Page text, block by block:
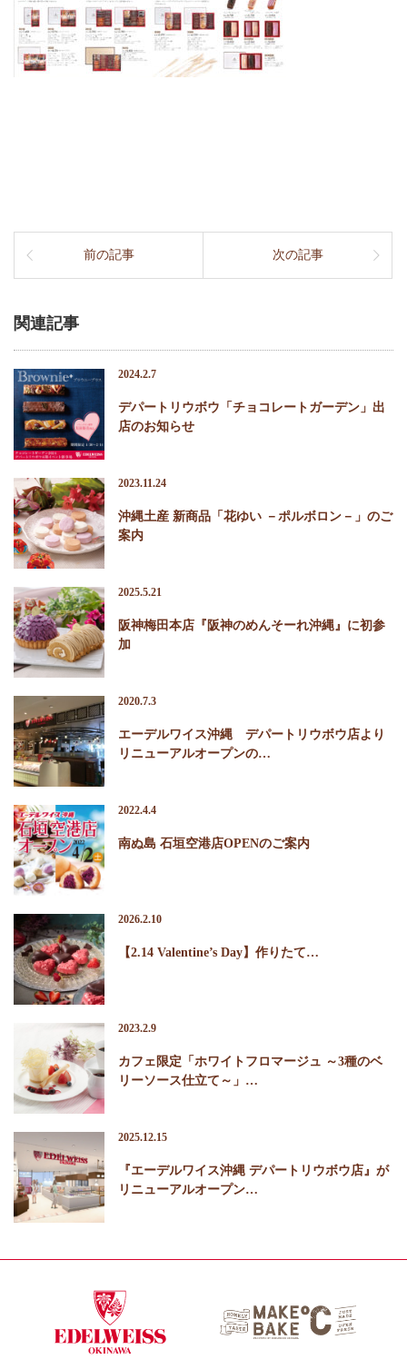
前の記事 次の記事
関連記事
2024.2.7
デパートリウボウ「チョコレートガーデン」出
店のお知らせ
2023.11.24
沖縄土産 新商品「花ゆい －ポルボロン－」のご
案内
2025.5.21
阪神梅田本店『阪神のめんそーれ沖縄』に初参
加
2020.7.3
エーデルワイス沖縄 デパートリウボウ店より
リニューアルオープンの…
2022.4.4
南ぬ島 石垣空港店OPENのご案内
2026.2.10
【2.14 Valentine’s Day】作りたて…
2023.2.9
カフェ限定「ホワイトフロマージュ ～3種のベ
リーソース仕立て～」…
2025.12.15
『エーデルワイス沖縄 デパートリウボウ店』が
リニューアルオープン…